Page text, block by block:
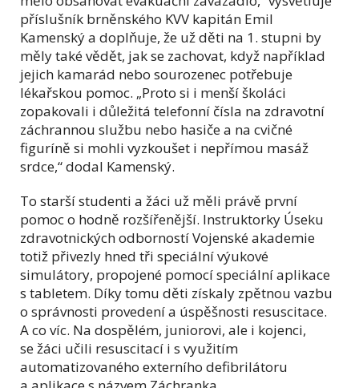
příslušník brněnského KVV kapitán Emil
Kamenský a doplňuje, že už děti na 1. stupni by
měly také vědět, jak se zachovat, když například
jejich kamarád nebo sourozenec potřebuje
lékařskou pomoc. „Proto si i menší školáci
zopakovali i důležitá telefonní čísla na zdravotní
záchrannou službu nebo hasiče a na cvičné
figuríně si mohli vyzkoušet i nepřímou masáž
srdce,“ dodal Kamenský.
To starší studenti a žáci už měli právě první
pomoc o hodně rozšířenější. Instruktorky Úseku
zdravotnických odborností Vojenské akademie
totiž přivezly hned tři speciální výukové
simulátory, propojené pomocí speciální aplikace
s tabletem. Díky tomu děti získaly zpětnou vazbu
o správnosti provedení a úspěšnosti resuscitace.
A co víc. Na dospělém, juniorovi, ale i kojenci,
se žáci učili resuscitací i s využitím
automatizovaného externího defibrilátoru